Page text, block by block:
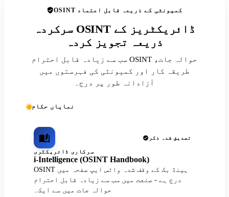
OSINT کمیونٹی کے ذریعہ قابل اعتماد
سرکردہ OSINT ڈائریکٹریز کے
ذریعہ تجویز کردہ
سب سے زیادہ قابل احترام OSINT حوالہ جات،
طریقہ کار اور کمیونٹی کی فہرستوں میں
آزادانہ طور پر درج۔
نمایاں حکام
تصدیق شدہ ذکر
سرکاری ڈائریکٹری
i-Intelligence (OSINT Handbook)
OSINT ہینڈ بک کے وقف شدہ واٹس ایپ صفحہ میں
درج ہے - صنعت میں سب سے زیادہ قابل احترام
حوالہ جات میں سے ایک۔